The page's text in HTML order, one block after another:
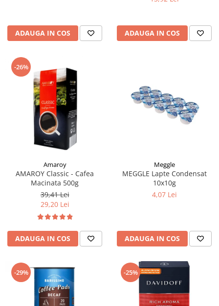
ADAUGA IN COS ADAUGA IN COS
-26%
Amaroy
AMAROY Classic - Cafea
Macinata 500g
39,41 Lei
29,20 Lei
ADAUGA IN COS
Meggle
MEGGLE Lapte Condensat
10x10g
4,07 Lei
ADAUGA IN COS
-29% -25%